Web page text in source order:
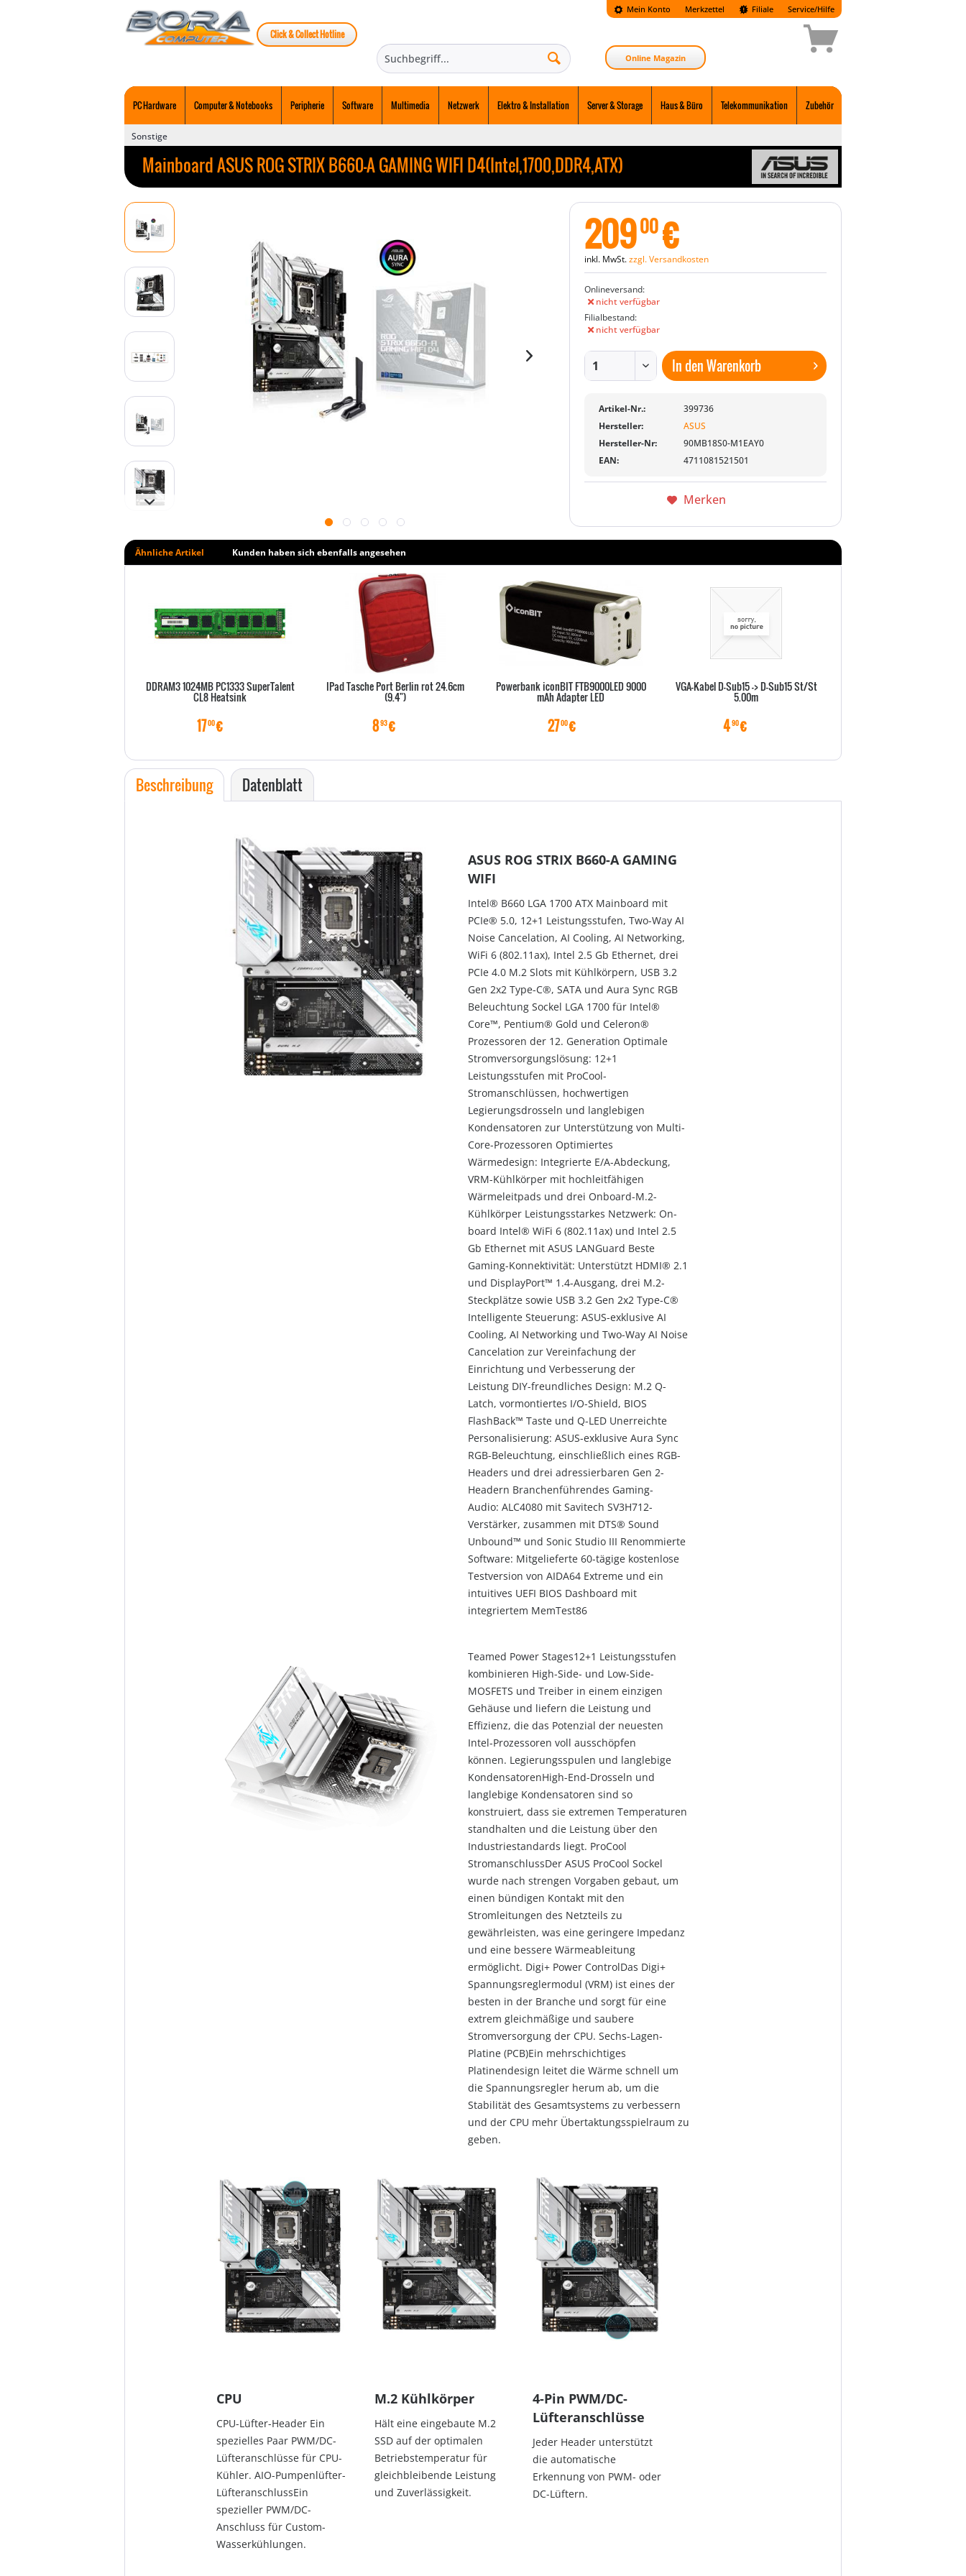
Mein Konto Merkzettel
Click & Collect Hotline
Filiale Service/Hilfe
Online Magazin
PC Hardware Computer & Notebooks Peripherie Software Multimedia Netzwerk Elektro & Installation Server & Storage Haus & Büro Telekommunikation Zubehör
Sonstige
Mainboard ASUS ROG STRIX B660-A GAMING WIFI D4(Intel,1700,DDR4,ATX)
20900€
inkl. MwSt.zzgl. Versandkosten
Onlineversand:
nicht verfügbar
Filialbestand:
nicht verfügbar
In denWarenkorb
Artikel-Nr.:
399736
Hersteller:
ASUS
Hersteller-Nr:
90MB18S0-M1EAY0
EAN:
4711081521501
Merken
Ähnliche Artikel Kunden haben sich ebenfalls angesehen
DDRAM3 1024MB PC1333 SuperTalent
CL8 Heatsink
1700€
IPad Tasche Port Berlin rot 24.6cm
(9.4")
893€
Powerbank iconBIT FTB9000LED 9000
mAh Adapter LED
2700€
VGA-Kabel D-Sub15 -> D-Sub15 St/St
5.00m
490€
Beschreibung Datenblatt
ASUS ROG STRIX B660-A GAMING
WIFI
Intel® B660 LGA 1700 ATX Mainboard mit
PCIe® 5.0, 12+1 Leistungsstufen, Two-Way AI
Noise Cancelation, AI Cooling, AI Networking,
WiFi 6 (802.11ax), Intel 2.5 Gb Ethernet, drei
PCIe 4.0 M.2 Slots mit Kühlkörpern, USB 3.2
Gen 2x2 Type-C®, SATA und Aura Sync RGB
Beleuchtung Sockel LGA 1700 für Intel®
Core™, Pentium® Gold und Celeron®
Prozessoren der 12. Generation Optimale
Stromversorgungslösung: 12+1
Leistungsstufen mit ProCool-
Stromanschlüssen, hochwertigen
Legierungsdrosseln und langlebigen
Kondensatoren zur Unterstützung von Multi-
Core-Prozessoren Optimiertes
Wärmedesign: Integrierte E/A-Abdeckung,
VRM-Kühlkörper mit hochleitfähigen
Wärmeleitpads und drei Onboard-M.2-
Kühlkörper Leistungsstarkes Netzwerk: On-
board Intel® WiFi 6 (802.11ax) und Intel 2.5
Gb Ethernet mit ASUS LANGuard Beste
Gaming-Konnektivität: Unterstützt HDMI® 2.1
und DisplayPort™ 1.4-Ausgang, drei M.2-
Steckplätze sowie USB 3.2 Gen 2x2 Type-C®
Intelligente Steuerung: ASUS-exklusive AI
Cooling, AI Networking und Two-Way AI Noise
Cancelation zur Vereinfachung der
Einrichtung und Verbesserung der
Leistung DIY-freundliches Design: M.2 Q-
Latch, vormontiertes I/O-Shield, BIOS
FlashBack™ Taste und Q-LED Unerreichte
Personalisierung: ASUS-exklusive Aura Sync
RGB-Beleuchtung, einschließlich eines RGB-
Headers und drei adressierbaren Gen 2-
Headern Branchenführendes Gaming-
Audio: ALC4080 mit Savitech SV3H712-
Verstärker, zusammen mit DTS® Sound
Unbound™ und Sonic Studio III Renommierte
Software: Mitgelieferte 60-tägige kostenlose
Testversion von AIDA64 Extreme und ein
intuitives UEFI BIOS Dashboard mit
integriertem MemTest86
Teamed Power Stages12+1 Leistungsstufen
kombinieren High-Side- und Low-Side-
MOSFETS und Treiber in einem einzigen
Gehäuse und liefern die Leistung und
Effizienz, die das Potenzial der neuesten
Intel-Prozessoren voll ausschöpfen
können. Legierungsspulen und langlebige
KondensatorenHigh-End-Drosseln und
langlebige Kondensatoren sind so
konstruiert, dass sie extremen Temperaturen
standhalten und die Leistung über den
Industriestandards liegt. ProCool
StromanschlussDer ASUS ProCool Sockel
wurde nach strengen Vorgaben gebaut, um
einen bündigen Kontakt mit den
Stromleitungen des Netzteils zu
gewährleisten, was eine geringere Impedanz
und eine bessere Wärmeableitung
ermöglicht. Digi+ Power ControlDas Digi+
Spannungsreglermodul (VRM) ist eines der
besten in der Branche und sorgt für eine
extrem gleichmäßige und saubere
Stromversorgung der CPU. Sechs-Lagen-
Platine (PCB)Ein mehrschichtiges
Platinendesign leitet die Wärme schnell um
die Spannungsregler herum ab, um die
Stabilität des Gesamtsystems zu verbessern
und der CPU mehr Übertaktungsspielraum zu
geben.
CPU
CPU-Lüfter-Header Ein
spezielles Paar PWM/DC-
Lüfteranschlüsse für CPU-
Kühler. AIO-Pumpenlüfter-
LüfteranschlussEin
spezieller PWM/DC-
Anschluss für Custom-
Wasserkühlungen.
M.2 Kühlkörper
Hält eine eingebaute M.2
SSD auf der optimalen
Betriebstemperatur für
gleichbleibende Leistung
und Zuverlässigkeit.
4-Pin PWM/DC-
Lüfteranschlüsse
Jeder Header unterstützt
die automatische
Erkennung von PWM- oder
DC-Lüftern.